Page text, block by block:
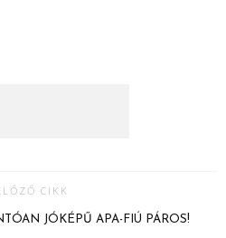
CIKK
JÓKÉPŰ APA-FIÚ PÁROS!